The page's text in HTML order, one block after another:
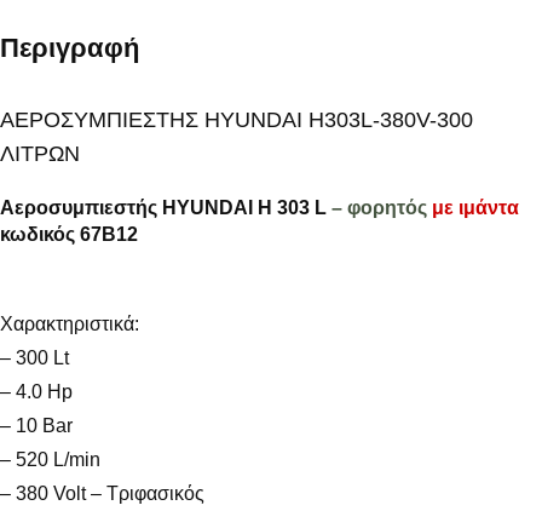
Περιγραφή
AEPOΣYMΠIEΣTHΣ HYUNDAI H303L-380V-300
ΛITPΩN
Αεροσυμπιεστής HYUNDAI H 303 L – φορητός με ιμάντα
κωδικός 67B12
Χαρακτηριστικά:
– 300 Lt
– 4.0 Hp
– 10 Bar
– 520 L/min
– 380 Volt – Τριφασικός